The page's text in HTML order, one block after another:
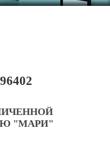
"МАРИ"